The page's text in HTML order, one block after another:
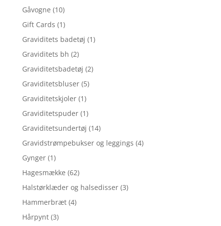
Gåvogne (10)
Gift Cards (1)
Graviditets badetøj (1)
Graviditets bh (2)
Graviditetsbadetøj (2)
Graviditetsbluser (5)
Graviditetskjoler (1)
Graviditetspuder (1)
Graviditetsundertøj (14)
Gravidstrømpebukser og leggings (4)
Gynger (1)
Hagesmække (62)
Halstørklæder og halsedisser (3)
Hammerbræt (4)
Hårpynt (3)